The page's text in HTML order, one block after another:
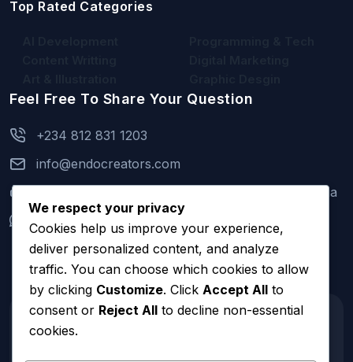
Top Rated Categories
Feel Free To Share Your Question
+234 812 831 1203
info@endocreators.com
2 Kayode Oke Street, Isheri Oshun, Lagos, Nigeria
+234 812 831 1203
(Mon to Sun 9am - 11pm)
We respect your privacy
Cookies help us improve your experience,
deliver personalized content, and analyze
traffic. You can choose which cookies to allow
by clicking Customize. Click Accept All to
consent or Reject All to decline non-essential
cookies.